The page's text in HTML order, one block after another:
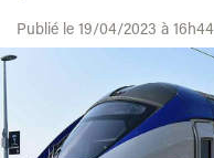
Publié le 19/04/2023 à 16h44